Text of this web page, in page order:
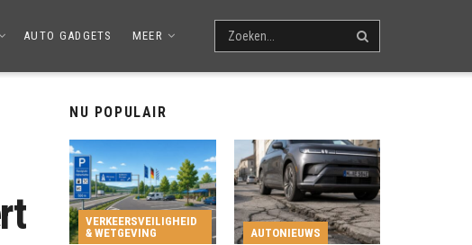
AUTO GADGETS MEER
NU POPULAIR
VERKEERSVEILIGHEID
& WETGEVING
AUTONIEUWS